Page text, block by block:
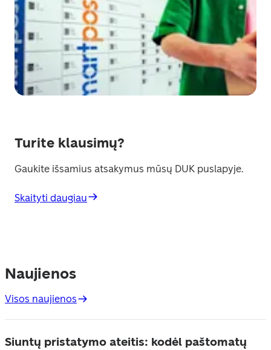
Turite klausimų?
Gaukite išsamius atsakymus mūsų DUK puslapyje.
Skaityti daugiau
Naujienos
Visos naujienos
Siuntų pristatymo ateitis: kodėl paštomatų